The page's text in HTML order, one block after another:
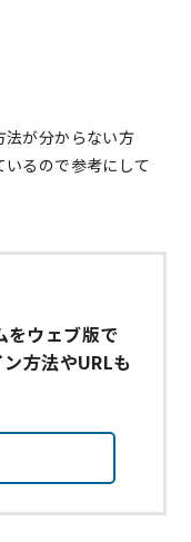
法が分からない方
るので参考にして
ウェブ版で
方法やURLも